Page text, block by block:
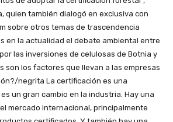
quien también dialogó en exclusiva con
sobre otros temas de trascendencia
en la actualidad el debate ambiental entre
las inversiones de celulosas de Botnia y
son los factores que llevan a las empresas
negrita La certificación es una
un gran cambio en la industria. Hay una
mercado internacional, principalmente